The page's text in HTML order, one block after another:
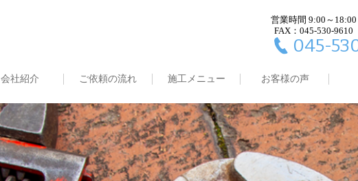
営業時間 9:00～18:00
FAX：045-530-9610
045-
会社紹介 ご依頼の流れ 施工メニュー お客様の声